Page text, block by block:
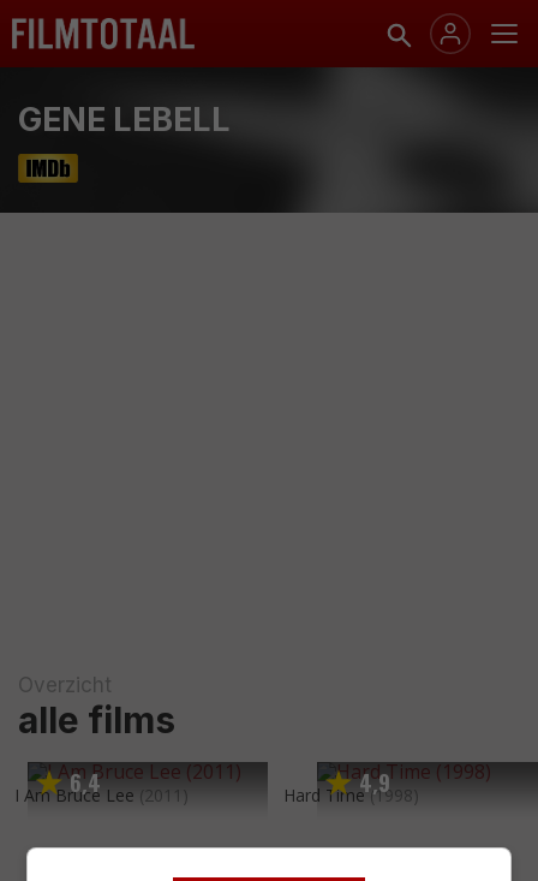
GENE LEBELL
Overzicht
alle films
6,4
I Am Bruce Lee (2011) 4,9
Hard Time (1998)